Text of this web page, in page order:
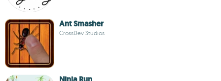
Ant Smasher
CrossDev Studios